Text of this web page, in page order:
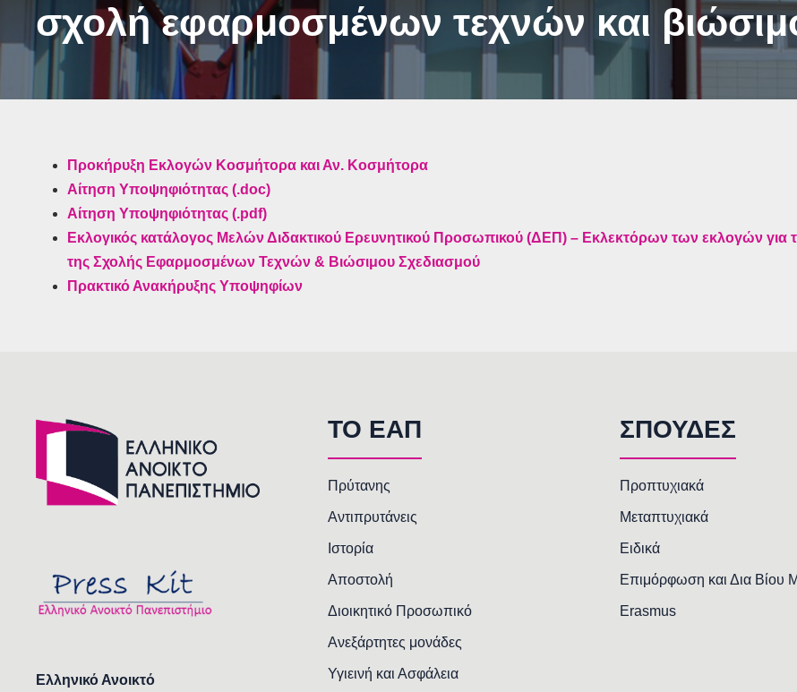
σχολή εφαρμοσμένων τεχνών και
Προκήρυξη Εκλογών Κοσμήτορα και Αν. Κοσμήτορα
Αίτηση Υποψηφιότητας (.doc)
Αίτηση Υποψηφιότητας (.pdf)
Εκλογικός κατάλογος Μελών Διδακτικού Ερευνητικού Προσωπικού (ΔΕΠ) – Εκλεκτόρων των εκλογών
της Σχολής Εφαρμοσμένων Τεχνών & Βιώσιμου Σχεδιασμού
Πρακτικό Ανακήρυξης Υποψηφίων
Ελληνικό Ανοικτό
TO EAΠ
Πρύτανης
Αντιπρυτάνεις
Ιστορία
Αποστολή
Διοικητικό Προσωπικό
Ανεξάρτητες μονάδες
Υγιεινή και Ασφάλεια
ΣΠΟΥΔΕΣ
Προπτυχιακά
Μεταπτυχιακά
Ειδικά
Επιμόρφωση και Δια Βίου
Erasmus